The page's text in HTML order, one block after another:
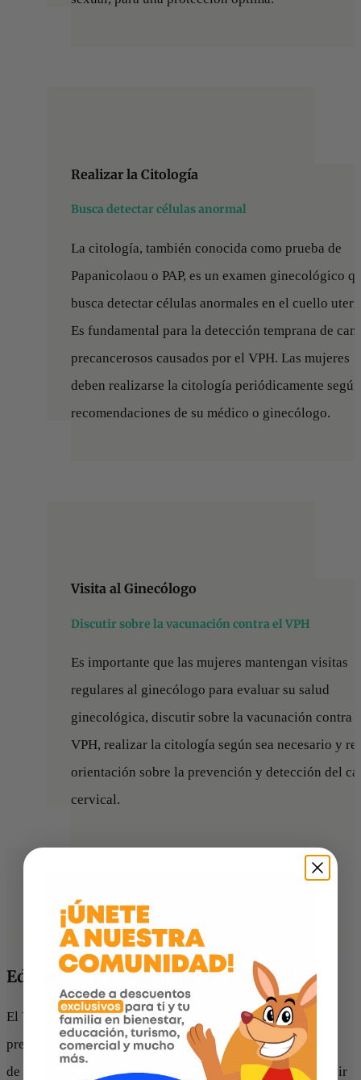
Realizar la Citología
Busca detectar células anormal
La citología, también conocida como prueba de
Papanicolaou o PAP, es un examen ginecológico
busca detectar células anormales en el cuello
Es fundamental para la detección temprana de
precancerosos causados por el VPH. Las mujeres
deben realizarse la citología periódicamente
recomendaciones de su médico o ginecólogo.
Visita al Ginecólogo
Discutir sobre la vacunación contra el VPH
Es importante que las mujeres mantengan visitas
regulares al ginecólogo para evaluar su salud
ginecológica, discutir sobre la vacunación contra
VPH, realizar la citología según sea necesario y
orientación sobre la prevención y detección del
cervical.
Educación y Prevención ante el VPH:
El VPH es una infección común, pero con medidas de
prevención adecuadas, como la vacunación, la realización
de la citología y las visitas al ginecólogo, se pueden reducir